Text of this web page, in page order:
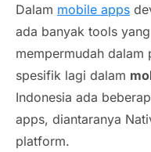
Dalam mobile apps
ada banyak tools
mempermudah
spesifik lagi dalam
Indonesia ada
apps, diantaranya
platform.